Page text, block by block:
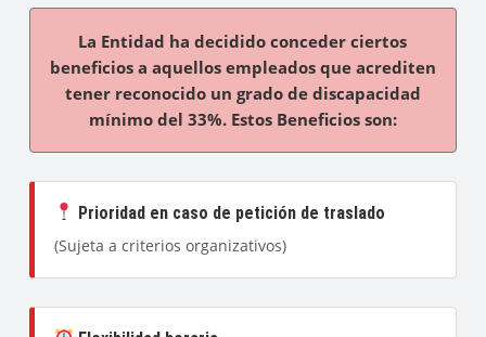
La Entidad ha decidido conceder ciertos
beneficios a aquellos empleados que acrediten
tener reconocido un grado de discapacidad
mínimo del 33%. Estos Beneficios son:
Prioridad en caso de petición de traslado
(Sujeta a criterios organizativos)